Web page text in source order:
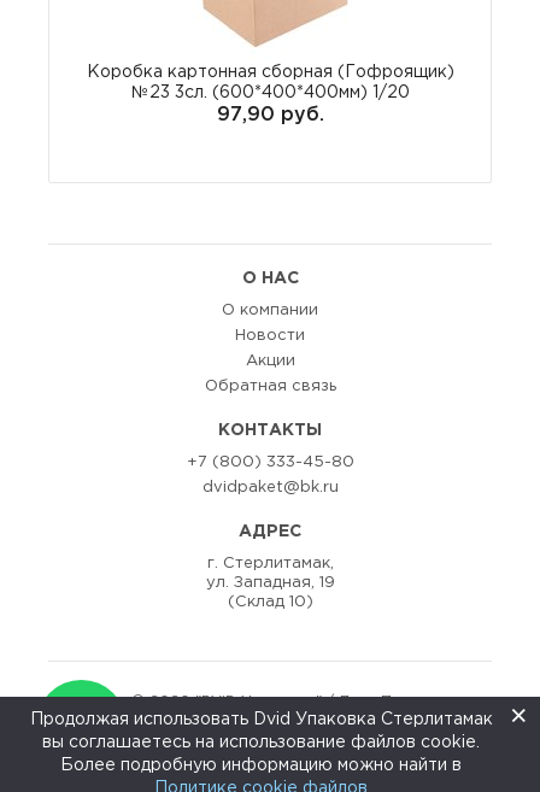
Коробка картонная сборная (Гофроящик)
№23 3сл. (600*400*400мм) 1/20
97,90 руб.
О НАС
О компании
Новости
Акции
Обратная связь
КОНТАКТЫ
+7 (800) 333-45-80
dvidpaket@bk.ru
АДРЕС
г. Стерлитамак,
ул. Западная, 19
(Склад 10)
© 2020 "DViD Упаковка" / Двид Пак
Продолжая использовать Dvid Упаковка Стерлитамак
вы соглашаетесь на использование файлов cookie.
Более подробную информацию можно найти в
Политике cookie файлов
×